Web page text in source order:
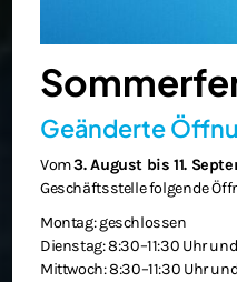
Geänderte
Vom3. August bis 11.
Geschäftsstelle folgende
Montag: geschlossen
Dienstag: 8:30–11:30 Uhr
Mittwoch: 8:30–11:30 Uhr